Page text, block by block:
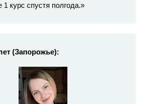
1 курс спустя полгода.»
(Запорожье):